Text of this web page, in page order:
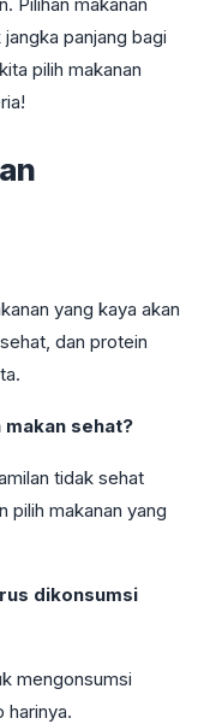
panjang bagi
pilih makanan
yang kaya akan
dan protein
makan sehat?
tidak sehat
pilih makanan yang
dikonsumsi
mengonsumsi
harinya.